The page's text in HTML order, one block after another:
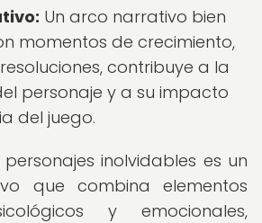
Un arco narrativo bien
momentos de crecimiento,
contribuye a la
personaje y a su impacto
del juego.
inolvidables es un
que combina elementos
y emocionales,